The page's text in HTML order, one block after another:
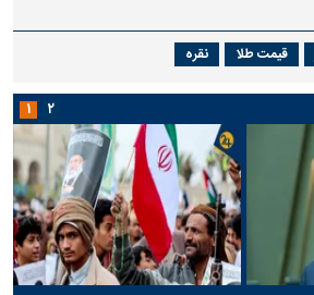
قیمت طلا نقره
۱ ۲